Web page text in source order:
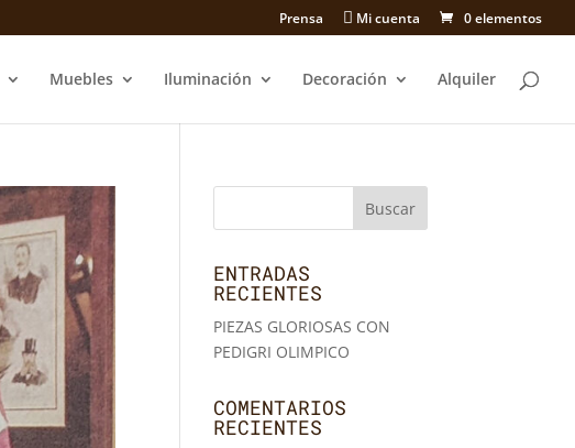
Prensa Mi cuenta 0 elementos
Muebles Iluminación Decoración Alquiler
ENTRADAS
RECIENTES
PIEZAS GLORIOSAS CON
PEDIGRI OLIMPICO
COMENTARIOS
RECIENTES